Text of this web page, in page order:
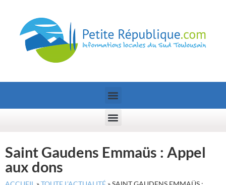
Saint Gaudens Emmaüs : Appel
aux dons